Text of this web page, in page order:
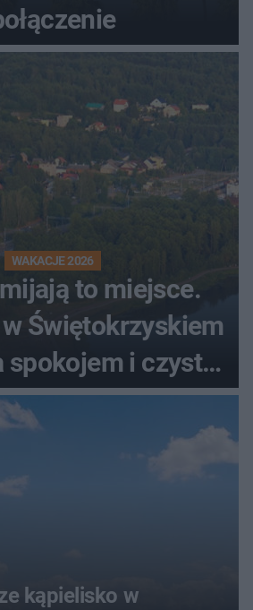
WAKACJE 2026
to miejsce.
Świętokrzyskiem
spokojem i czystą
wodą
kąpielisko w